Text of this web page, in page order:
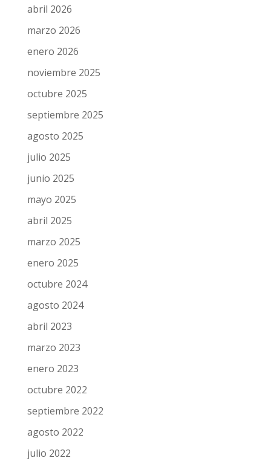
abril 2026
marzo 2026
enero 2026
noviembre 2025
octubre 2025
septiembre 2025
agosto 2025
julio 2025
junio 2025
mayo 2025
abril 2025
marzo 2025
enero 2025
octubre 2024
agosto 2024
abril 2023
marzo 2023
enero 2023
octubre 2022
septiembre 2022
agosto 2022
julio 2022